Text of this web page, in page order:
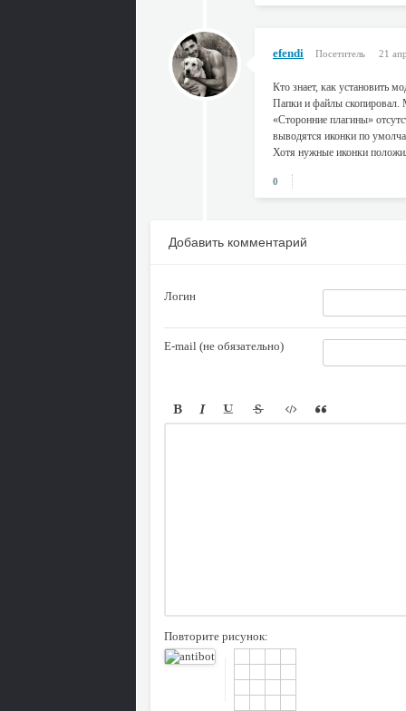
efendi Посетитель 21
Кто знает, как установить
Папки и файлы скопировал.
«Сторонние плагины»
выводятся иконки по
Хотя нужные иконки
0
Добавить комментарий
Логин
E-mail (не обязательно)
Повторите рисунок: